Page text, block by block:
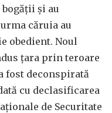
și au
căruia au
obedient. Noul
țara prin teroare
fost deconspirată
cu declasificarea
de Securitate